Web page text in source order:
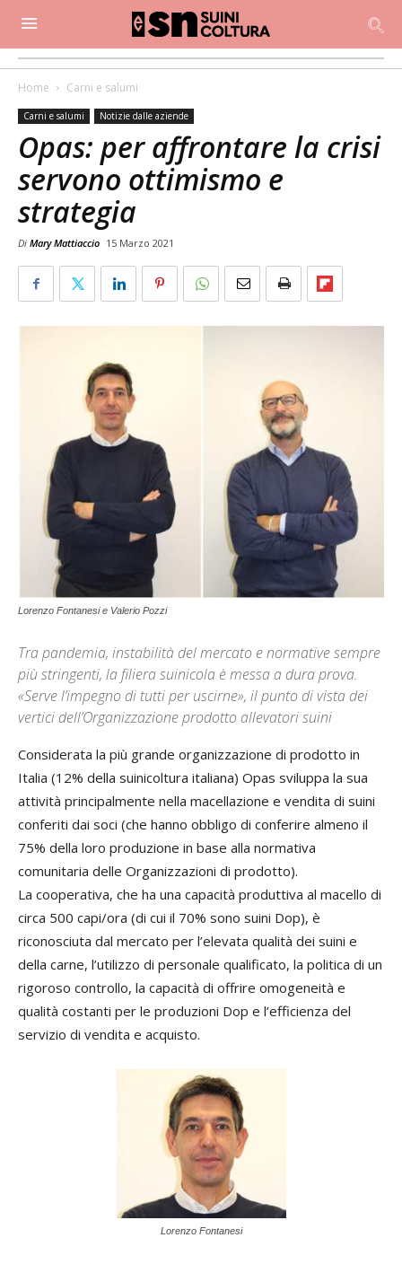
Home Carni e salumi
Carni e salumi Notizie dalle aziende
Opas: per affrontare la crisi
servono ottimismo e
strategia
Di Mary Mattiaccio 15 Marzo 2021
Lorenzo Fontanesi e Valerio Pozzi
Tra pandemia, instabilità del mercato e normative sempre
più stringenti, la filiera suinicola è messa a dura prova.
«Serve l’impegno di tutti per uscirne», il punto di vista dei
vertici dell’Organizzazione prodotto allevatori suini
Considerata la più grande organizzazione di prodotto in
Italia (12% della suinicoltura italiana) Opas sviluppa la sua
attività principalmente nella macellazione e vendita di suini
conferiti dai soci (che hanno obbligo di conferire almeno il
75% della loro produzione in base alla normativa
comunitaria delle Organizzazioni di prodotto).
La cooperativa, che ha una capacità produttiva al macello di
circa 500 capi/ora (di cui il 70% sono suini Dop), è
riconosciuta dal mercato per l’elevata qualità dei suini e
della carne, l’utilizzo di personale qualificato, la politica di un
rigoroso controllo, la capacità di offrire omogeneità e
qualità costanti per le produzioni Dop e l’efficienza del
servizio di vendita e acquisto.
Lorenzo Fontanesi